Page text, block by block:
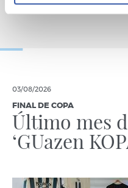
03/08/2026
FINAL DE COPA
Último mes
‘GUazen